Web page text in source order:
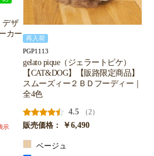
デザ
カー
示
再入荷
PGP1113
gelato pique（ジェラートピケ）
【CAT&DOG】【販路限定商品】
スムーズィー２ＢＤフーディー｜
全4色
4.5
（2）
販売価格：
￥6,490
ベージュ